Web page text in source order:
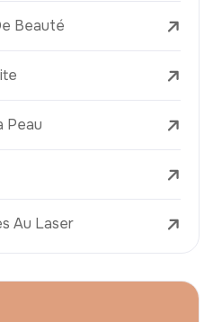
Beauté
Peau
Au Laser